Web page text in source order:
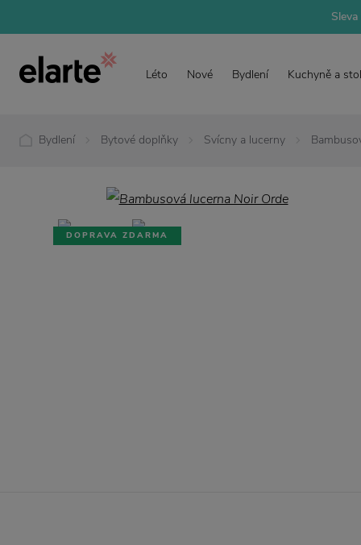
Léto Nové Bydlení Kuchyně a
Bydlení Bytové doplňky Svícny a lucerny
DOPRAVA ZDARMA